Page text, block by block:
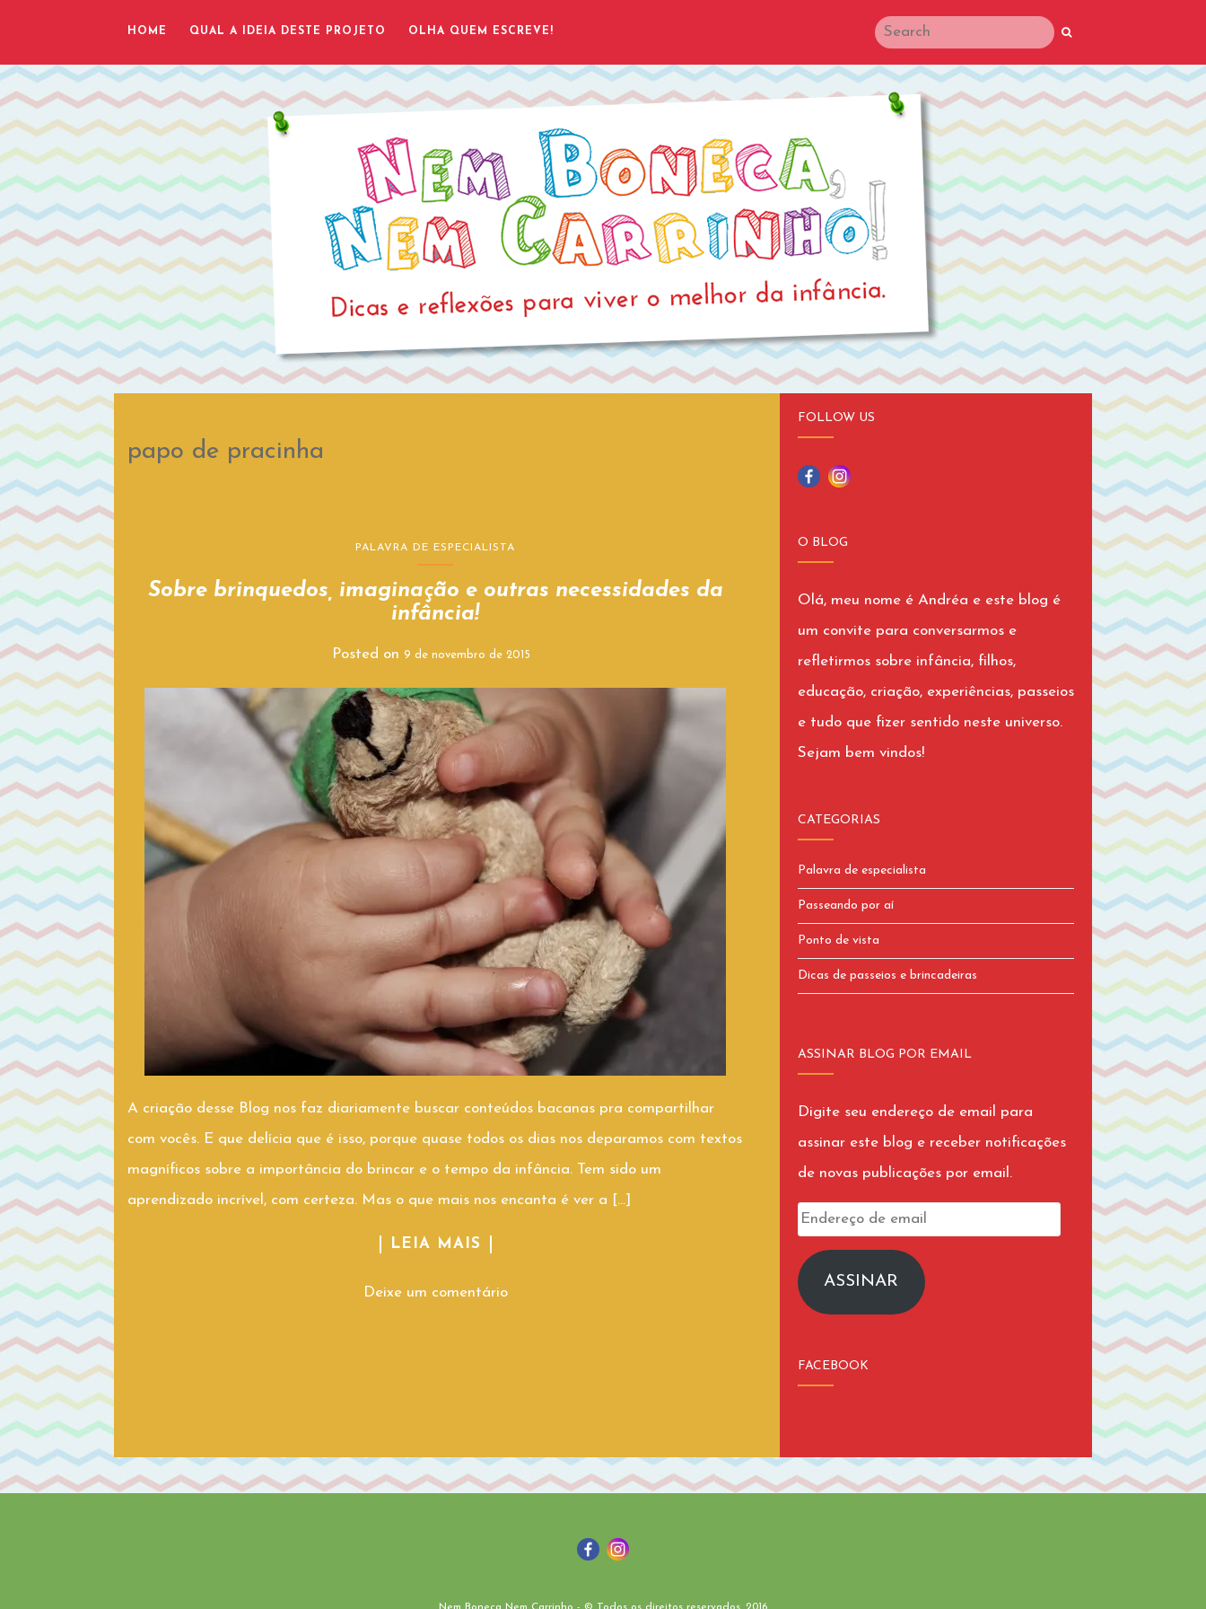
HOME QUAL A IDEIA DESTE PROJETO OLHA QUEM ESCREVE!
papo de pracinha
PALAVRA DE ESPECIALISTA
Sobre brinquedos, imaginação e outras necessidades da
infância!
Posted on 9 de novembro de 2015
A criação desse Blog nos faz diariamente buscar conteúdos bacanas pra compartilhar
com vocês. E que delícia que é isso, porque quase todos os dias nos deparamos com textos
magníficos sobre a importância do brincar e o tempo da infância. Tem sido um
aprendizado incrível, com certeza. Mas o que mais nos encanta é ver a […]
LEIA MAIS
Deixe um comentário
FOLLOW US
O BLOG
Olá, meu nome é Andréa e este blog é
um convite para conversarmos e
refletirmos sobre infância, filhos,
educação, criação, experiências, passeios
e tudo que fizer sentido neste universo.
Sejam bem vindos!
CATEGORIAS
Palavra de especialista
Passeando por aí
Ponto de vista
Dicas de passeios e brincadeiras
ASSINAR BLOG POR EMAIL
Digite seu endereço de email para
assinar este blog e receber notificações
de novas publicações por email.
Endereço
emailASSINAR
FACEBOOK